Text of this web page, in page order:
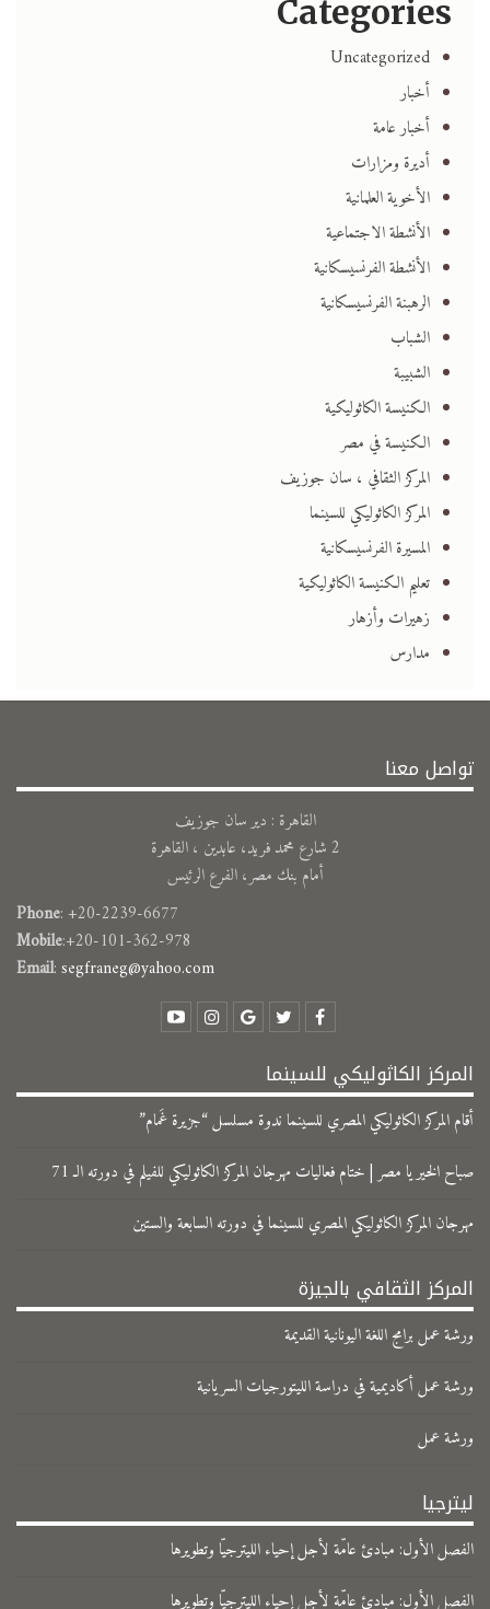
Categories
Uncategorized
أخبار
أخبار عامة
أديرة ومزارات
الأخوية العلمانية
الأنشطة الاجتماعية
الأنشطة الفرنسيسكانية
الرهبنة الفرنسيسكانية
الشباب
الشبيبة
الكنيسة الكاثوليكية
الكنيسة في مصر
المركز الثقافي ، سان جوزيف
المركز الكاثوليكي للسينما
المسيرة الفرنسيسكانية
تعليم الكنيسة الكاثوليكية
زهيرات وأزهار
مدارس
تواصل معنا
القاهرة : دير سان جوزيف
2 شارع محمد فريد، عابدين ، القاهرة
أمام بنك مصر، الفرع الرئيس
Phone: +20-2239-6677
Mobile:+20-101-362-978
Email:segfraneg@yahoo.com
المركز الكاثوليكي للسينما
​أقام المركز الكاثوليكي المصري للسينما ندوة مسلسل “جزيرة غَمام”
صباح الخير يا مصر | ختام فعاليات مهرجان المركز الكاثوليكي للفيلم في دورته الـ 71
مهرجان المركز الكاثوليكي المصري للسينما في دورته السابعة والستين
المركز الثقافي بالجيزة
ورشة عمل برامج اللغة اليونانية القديمة
ورشة عمل أكاديمية في دراسة الليتورجيات السريانية
ورشة عمل
ليترجيا
الفصل الأول: مبادئ عامّة لأجل إحياء الليترجيّا وتطويرها
الفصل الأول: مبادئ عامّة لأجل إحياء الليترجيّا وتطويرها